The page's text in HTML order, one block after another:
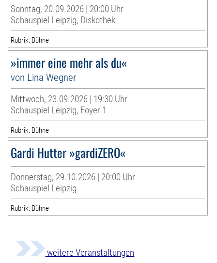
Sonntag, 20.09.2026 | 20:00 Uhr
Schauspiel Leipzig, Diskothek
Rubrik: Bühne
»immer eine mehr als du«
von Lina Wegner
Mittwoch, 23.09.2026 | 19:30 Uhr
Schauspiel Leipzig, Foyer 1
Rubrik: Bühne
Gardi Hutter »gardiZERO«
Donnerstag, 29.10.2026 | 20:00 Uhr
Schauspiel Leipzig
Rubrik: Bühne
weitere Veranstaltungen